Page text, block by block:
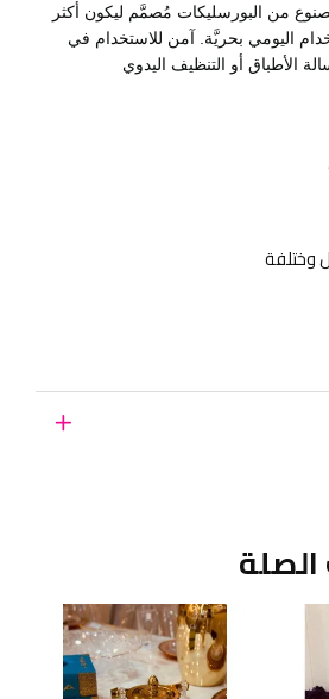
من البورسليكات مُصمَّم ليكون أكثر
اليومي بحريَّة. آمن للاستخدام في
الأطباق أو التنظيف اليدوي
وختلفة